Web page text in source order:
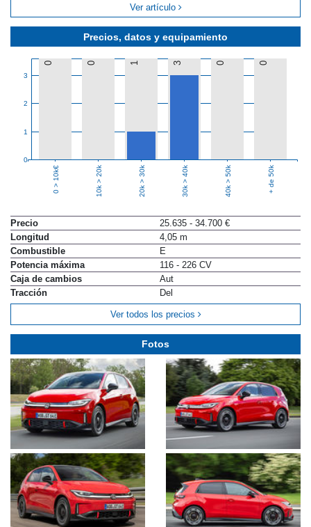
Precios, datos y equipamiento
0
1
2
3
0 0 1 3 0 0
0 > 10k€ 10k > 20k 20k > 30k 30k > 40k 40k > 50k + de 50k
Precio
25.635 - 34.700 €
Longitud
4,05 m
Combustible
E
Potencia máxima
116 - 226 CV
Caja de cambios
Aut
Tracción
Del
Ver todos los precios
Ver artículo
Fotos